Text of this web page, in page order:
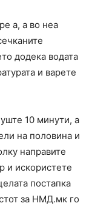
а, а во неа
додека водата
и варете
10 минути, а
на половина и
направите
и искористете
постапка
за НМД.мк го